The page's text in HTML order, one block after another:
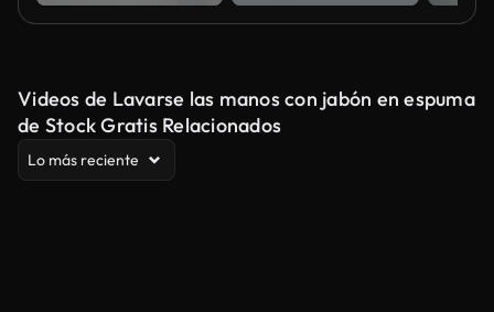
Videos de Lavarse las manos con jabón en espuma
de Stock Gratis Relacionados
Lo más reciente